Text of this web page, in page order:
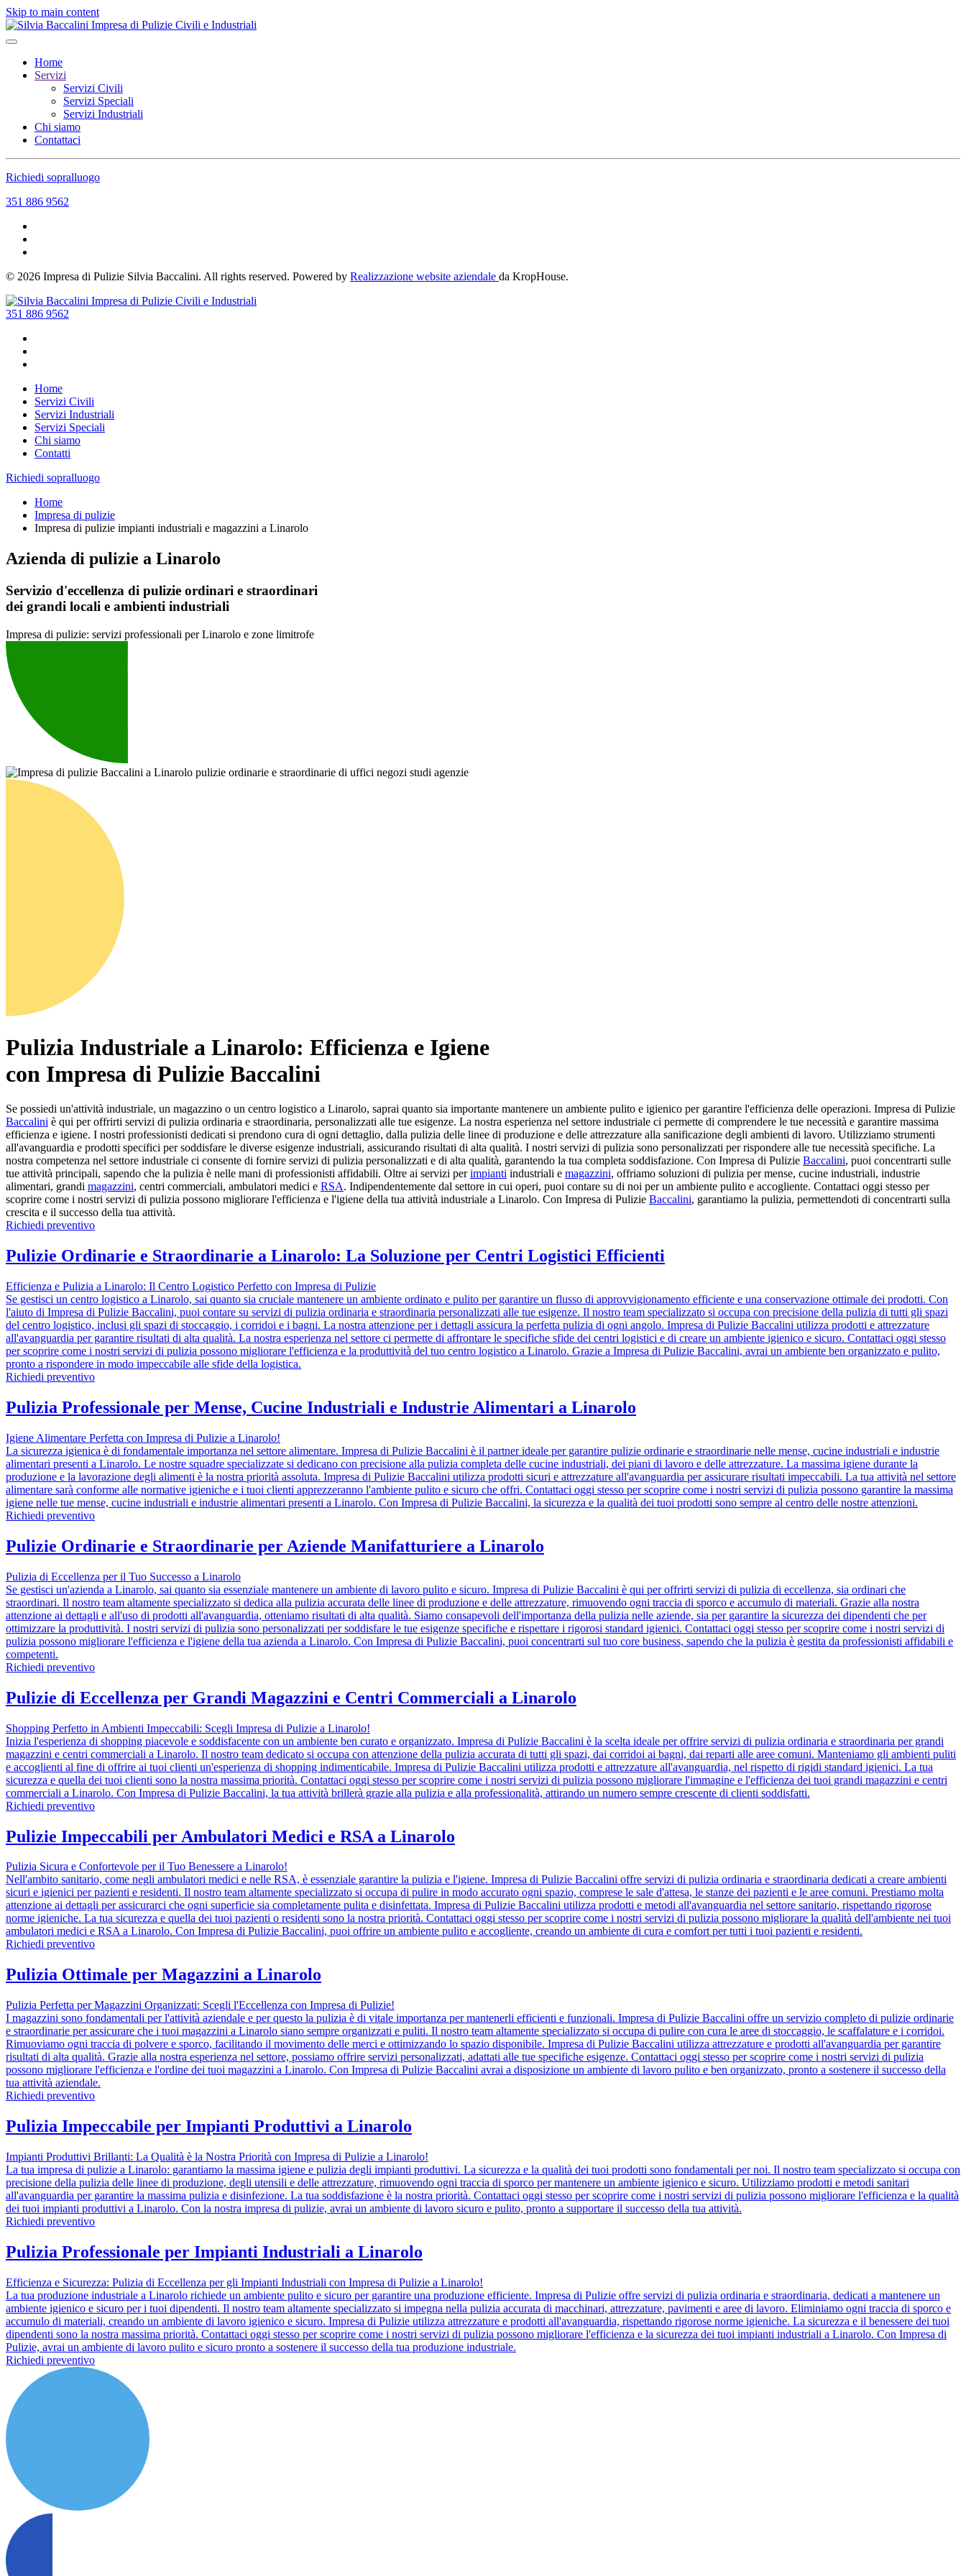
Skip to main content
Home
Servizi
Servizi Civili
Servizi Speciali
Servizi Industriali
Chi siamo
Contattaci
Richiedi sopralluogo
351 886 9562
© 2026 Impresa di Pulizie Silvia Baccalini. All rights reserved. Powered by Realizzazione website aziendale da KropHouse.
351 886 9562
Home
Servizi Civili
Servizi Industriali
Servizi Speciali
Chi siamo
Contatti
Richiedi sopralluogo
Home
Impresa di pulizie
Impresa di pulizie impianti industriali e magazzini a Linarolo
Azienda di pulizie a Linarolo
Servizio d'eccellenza di pulizie ordinari e straordinari
dei grandi locali e ambienti industriali
Impresa di pulizie: servizi professionali per Linarolo e zone limitrofe
Pulizia Industriale a Linarolo: Efficienza e Igiene
con Impresa di Pulizie Baccalini
Se possiedi un'attività industriale, un magazzino o un centro logistico a Linarolo, saprai quanto sia importante mantenere un ambiente pulito e igienico per garantire l'efficienza delle operazioni. Impresa di Pulizie
Baccalini è qui per offrirti servizi di pulizia ordinaria e straordinaria, personalizzati alle tue esigenze. La nostra esperienza nel settore industriale ci permette di comprendere le tue necessità e garantire massima
efficienza e igiene. I nostri professionisti dedicati si prendono cura di ogni dettaglio, dalla pulizia delle linee di produzione e delle attrezzature alla sanificazione degli ambienti di lavoro. Utilizziamo strumenti
all'avanguardia e prodotti specifici per soddisfare le diverse esigenze industriali, assicurando risultati di alta qualità. I nostri servizi di pulizia sono personalizzati per rispondere alle tue necessità specifiche. La
nostra competenza nel settore industriale ci consente di fornire servizi di pulizia personalizzati e di alta qualità, garantendo la tua completa soddisfazione. Con Impresa di Pulizie Baccalini, puoi concentrarti sulle
tue attività principali, sapendo che la pulizia è nelle mani di professionisti affidabili. Oltre ai servizi perimpianti industriali e magazzini, offriamo soluzioni di pulizia per mense, cucine industriali, industrie
alimentari, grandi magazzini, centri commerciali, ambulatori medici e RSA. Indipendentemente dal settore in cui operi, puoi contare su di noi per un ambiente pulito e accogliente. Contattaci oggi stesso per
scoprire come i nostri servizi di pulizia possono migliorare l'efficienza e l'igiene della tua attività industriale a Linarolo. Con Impresa di Pulizie Baccalini, garantiamo la pulizia, permettendoti di concentrarti sulla
crescita e il successo della tua attività.
Richiedi preventivo
Pulizie Ordinarie e Straordinarie a Linarolo: La Soluzione per Centri Logistici Efficienti
Efficienza e Pulizia a Linarolo: Il Centro Logistico Perfetto con Impresa di Pulizie
Se gestisci un centro logistico a Linarolo, sai quanto sia cruciale mantenere un ambiente ordinato e pulito per garantire un flusso di approvvigionamento efficiente e una conservazione ottimale dei prodotti. Con
l'aiuto di Impresa di Pulizie Baccalini, puoi contare su servizi di pulizia ordinaria e straordinaria personalizzati alle tue esigenze. Il nostro team specializzato si occupa con precisione della pulizia di tutti gli spazi
del centro logistico, inclusi gli spazi di stoccaggio, i corridoi e i bagni. La nostra attenzione per i dettagli assicura la perfetta pulizia di ogni angolo. Impresa di Pulizie Baccalini utilizza prodotti e attrezzature
all'avanguardia per garantire risultati di alta qualità. La nostra esperienza nel settore ci permette di affrontare le specifiche sfide dei centri logistici e di creare un ambiente igienico e sicuro. Contattaci oggi stesso
per scoprire come i nostri servizi di pulizia possono migliorare l'efficienza e la produttività del tuo centro logistico a Linarolo. Grazie a Impresa di Pulizie Baccalini, avrai un ambiente ben organizzato e pulito,
pronto a rispondere in modo impeccabile alle sfide della logistica.
Richiedi preventivo
Pulizia Professionale per Mense, Cucine Industriali e Industrie Alimentari a Linarolo
Igiene Alimentare Perfetta con Impresa di Pulizie a Linarolo!
La sicurezza igienica è di fondamentale importanza nel settore alimentare. Impresa di Pulizie Baccalini è il partner ideale per garantire pulizie ordinarie e straordinarie nelle mense, cucine industriali e industrie
alimentari presenti a Linarolo. Le nostre squadre specializzate si dedicano con precisione alla pulizia completa delle cucine industriali, dei piani di lavoro e delle attrezzature. La massima igiene durante la
produzione e la lavorazione degli alimenti è la nostra priorità assoluta. Impresa di Pulizie Baccalini utilizza prodotti sicuri e attrezzature all'avanguardia per assicurare risultati impeccabili. La tua attività nel settore
alimentare sarà conforme alle normative igieniche e i tuoi clienti apprezzeranno l'ambiente pulito e sicuro che offri. Contattaci oggi stesso per scoprire come i nostri servizi di pulizia possono garantire la massima
igiene nelle tue mense, cucine industriali e industrie alimentari presenti a Linarolo. Con Impresa di Pulizie Baccalini, la sicurezza e la qualità dei tuoi prodotti sono sempre al centro delle nostre attenzioni.
Richiedi preventivo
Pulizie Ordinarie e Straordinarie per Aziende Manifatturiere a Linarolo
Pulizia di Eccellenza per il Tuo Successo a Linarolo
Se gestisci un'azienda a Linarolo, sai quanto sia essenziale mantenere un ambiente di lavoro pulito e sicuro. Impresa di Pulizie Baccalini è qui per offrirti servizi di pulizia di eccellenza, sia ordinari che
straordinari. Il nostro team altamente specializzato si dedica alla pulizia accurata delle linee di produzione e delle attrezzature, rimuovendo ogni traccia di sporco e accumulo di materiali. Grazie alla nostra
attenzione ai dettagli e all'uso di prodotti all'avanguardia, otteniamo risultati di alta qualità. Siamo consapevoli dell'importanza della pulizia nelle aziende, sia per garantire la sicurezza dei dipendenti che per
ottimizzare la produttività. I nostri servizi di pulizia sono personalizzati per soddisfare le tue esigenze specifiche e rispettare i rigorosi standard igienici. Contattaci oggi stesso per scoprire come i nostri servizi di
pulizia possono migliorare l'efficienza e l'igiene della tua azienda a Linarolo. Con Impresa di Pulizie Baccalini, puoi concentrarti sul tuo core business, sapendo che la pulizia è gestita da professionisti affidabili e
competenti.
Richiedi preventivo
Pulizie di Eccellenza per Grandi Magazzini e Centri Commerciali a Linarolo
Shopping Perfetto in Ambienti Impeccabili: Scegli Impresa di Pulizie a Linarolo!
Inizia l'esperienza di shopping piacevole e soddisfacente con un ambiente ben curato e organizzato. Impresa di Pulizie Baccalini è la scelta ideale per offrire servizi di pulizia ordinaria e straordinaria per grandi
magazzini e centri commerciali a Linarolo. Il nostro team dedicato si occupa con attenzione della pulizia accurata di tutti gli spazi, dai corridoi ai bagni, dai reparti alle aree comuni. Manteniamo gli ambienti puliti
e accoglienti al fine di offrire ai tuoi clienti un'esperienza di shopping indimenticabile. Impresa di Pulizie Baccalini utilizza prodotti e attrezzature all'avanguardia, nel rispetto di rigidi standard igienici. La tua
sicurezza e quella dei tuoi clienti sono la nostra massima priorità. Contattaci oggi stesso per scoprire come i nostri servizi di pulizia possono migliorare l'immagine e l'efficienza dei tuoi grandi magazzini e centri
commerciali a Linarolo. Con Impresa di Pulizie Baccalini, la tua attività brillerà grazie alla pulizia e alla professionalità, attirando un numero sempre crescente di clienti soddisfatti.
Richiedi preventivo
Pulizie Impeccabili per Ambulatori Medici e RSA a Linarolo
Pulizia Sicura e Confortevole per il Tuo Benessere a Linarolo!
Nell'ambito sanitario, come negli ambulatori medici e nelle RSA, è essenziale garantire la pulizia e l'igiene. Impresa di Pulizie Baccalini offre servizi di pulizia ordinaria e straordinaria dedicati a creare ambienti
sicuri e igienici per pazienti e residenti. Il nostro team altamente specializzato si occupa di pulire in modo accurato ogni spazio, comprese le sale d'attesa, le stanze dei pazienti e le aree comuni. Prestiamo molta
attenzione ai dettagli per assicurarci che ogni superficie sia completamente pulita e disinfettata. Impresa di Pulizie Baccalini utilizza prodotti e metodi all'avanguardia nel settore sanitario, rispettando rigorose
norme igieniche. La tua sicurezza e quella dei tuoi pazienti o residenti sono la nostra priorità. Contattaci oggi stesso per scoprire come i nostri servizi di pulizia possono migliorare la qualità dell'ambiente nei tuoi
ambulatori medici e RSA a Linarolo. Con Impresa di Pulizie Baccalini, puoi offrire un ambiente pulito e accogliente, creando un ambiente di cura e comfort per tutti i tuoi pazienti e residenti.
Richiedi preventivo
Pulizia Ottimale per Magazzini a Linarolo
Pulizia Perfetta per Magazzini Organizzati: Scegli l'Eccellenza con Impresa di Pulizie!
I magazzini sono fondamentali per l'attività aziendale e per questo la pulizia è di vitale importanza per mantenerli efficienti e funzionali. Impresa di Pulizie Baccalini offre un servizio completo di pulizie ordinarie
e straordinarie per assicurare che i tuoi magazzini a Linarolo siano sempre organizzati e puliti. Il nostro team altamente specializzato si occupa di pulire con cura le aree di stoccaggio, le scaffalature e i corridoi.
Rimuoviamo ogni traccia di polvere e sporco, facilitando il movimento delle merci e ottimizzando lo spazio disponibile. Impresa di Pulizie Baccalini utilizza attrezzature e prodotti all'avanguardia per garantire
risultati di alta qualità. Grazie alla nostra esperienza nel settore, possiamo offrire servizi personalizzati, adattati alle tue specifiche esigenze. Contattaci oggi stesso per scoprire come i nostri servizi di pulizia
possono migliorare l'efficienza e l'ordine dei tuoi magazzini a Linarolo. Con Impresa di Pulizie Baccalini avrai a disposizione un ambiente di lavoro pulito e ben organizzato, pronto a sostenere il successo della
tua attività aziendale.
Richiedi preventivo
Pulizia Impeccabile per Impianti Produttivi a Linarolo
Impianti Produttivi Brillanti: La Qualità è la Nostra Priorità con Impresa di Pulizie a Linarolo!
La tua impresa di pulizie a Linarolo: garantiamo la massima igiene e pulizia degli impianti produttivi. La sicurezza e la qualità dei tuoi prodotti sono fondamentali per noi. Il nostro team specializzato si occupa con
precisione della pulizia delle linee di produzione, degli utensili e delle attrezzature, rimuovendo ogni traccia di sporco per mantenere un ambiente igienico e sicuro. Utilizziamo prodotti e metodi sanitari
all'avanguardia per garantire la massima pulizia e disinfezione. La tua soddisfazione è la nostra priorità. Contattaci oggi stesso per scoprire come i nostri servizi di pulizia possono migliorare l'efficienza e la qualità
dei tuoi impianti produttivi a Linarolo. Con la nostra impresa di pulizie, avrai un ambiente di lavoro sicuro e pulito, pronto a supportare il successo della tua attività.
Richiedi preventivo
Pulizia Professionale per Impianti Industriali a Linarolo
Efficienza e Sicurezza: Pulizia di Eccellenza per gli Impianti Industriali con Impresa di Pulizie a Linarolo!
La tua produzione industriale a Linarolo richiede un ambiente pulito e sicuro per garantire una produzione efficiente. Impresa di Pulizie offre servizi di pulizia ordinaria e straordinaria, dedicati a mantenere un
ambiente igienico e sicuro per i tuoi dipendenti. Il nostro team altamente specializzato si impegna nella pulizia accurata di macchinari, attrezzature, pavimenti e aree di lavoro. Eliminiamo ogni traccia di sporco e
accumulo di materiali, creando un ambiente di lavoro igienico e sicuro. Impresa di Pulizie utilizza attrezzature e prodotti all'avanguardia, rispettando rigorose norme igieniche. La sicurezza e il benessere dei tuoi
dipendenti sono la nostra massima priorità. Contattaci oggi stesso per scoprire come i nostri servizi di pulizia possono migliorare l'efficienza e la sicurezza dei tuoi impianti industriali a Linarolo. Con Impresa di
Pulizie, avrai un ambiente di lavoro pulito e sicuro pronto a sostenere il successo della tua produzione industriale.
Richiedi preventivo